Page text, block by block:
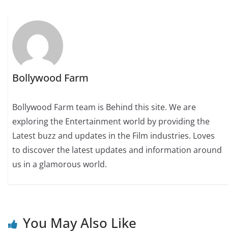
Bollywood Farm
Bollywood Farm team is Behind this site. We are
exploring the Entertainment world by providing the
Latest buzz and updates in the Film industries. Loves
to discover the latest updates and information around
us in a glamorous world.
You May Also Like